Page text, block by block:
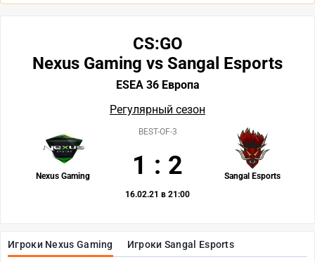
Игроки Nexus Gaming Игроки Sangal Esports
CS:GO
Nexus Gaming vs Sangal Esports
ESEA 36 Европа
Регулярный сезон
Nexus Gaming Sangal Esports
BEST-OF-3
1 : 2
16.02.21 в 21:00